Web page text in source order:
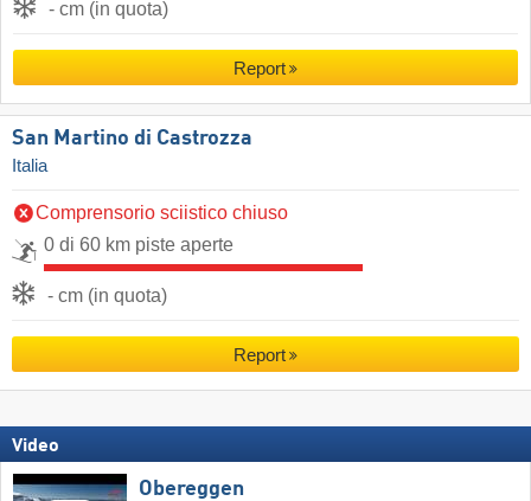
- cm (in quota)
Report
San Martino di Castrozza
Italia
Comprensorio sciistico chiuso
0 di 60 km piste aperte
- cm (in quota)
Report
Video
Obereggen